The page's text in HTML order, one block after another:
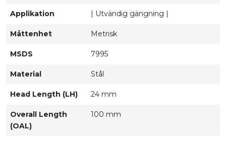
Applikation | Utvändig gängning |
Måttenhet Metrisk
MSDS 7995
Material Stål
Head Length (LH) 24 mm
Overall Length
(OAL)
100 mm